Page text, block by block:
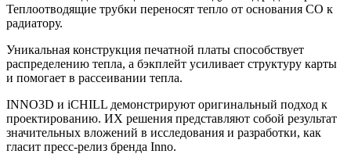
Теплоотводящие трубки переносят тепло от основания СО к
радиатору.
Уникальная конструкция печатной платы способствует
распределению тепла, а бэкплейт усиливает структуру карты
и помогает в рассеивании тепла.
INNO3D и iCHILL демонстрируют оригинальный подход к
проектированию. ИХ решения представляют собой результат
значительных вложений в исследования и разработки, как
гласит пресс-релиз бренда Inno.